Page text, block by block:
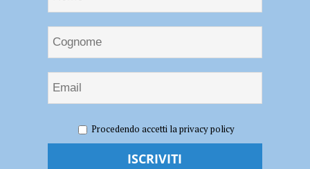
Bakery Piacenza saluta Benjamin Marchiaro
Serie B – La Bakery Piacenza saluta
Procedendo accetti la privacy policy